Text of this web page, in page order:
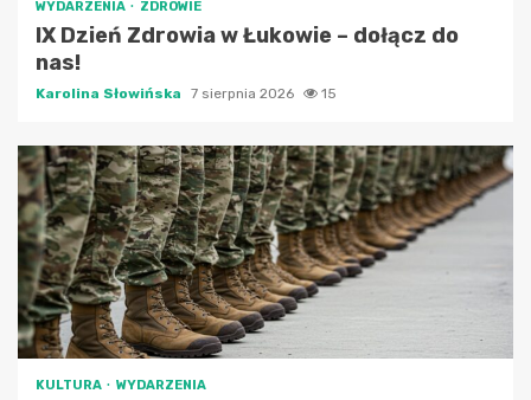
WYDARZENIA ZDROWIE
IX Dzień Zdrowia w Łukowie – dołącz do
nas!
Karolina Słowińska 7 sierpnia 2026 15
KULTURA WYDARZENIA